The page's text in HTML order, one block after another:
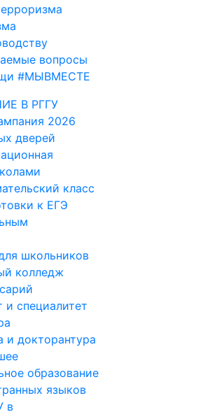
вопросы
#МЫВМЕСТЕ
В РГГУ
2026
дверей
класс
к ЕГЭ
школьников
колледж
и специалитет
и докторантура
образование
языков
в